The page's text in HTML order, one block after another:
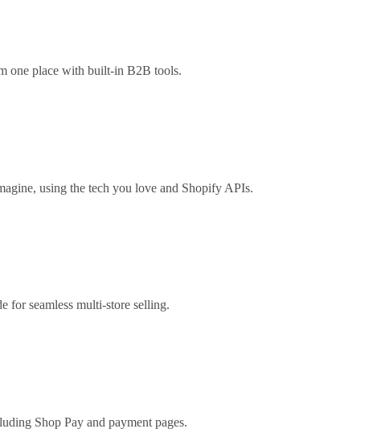
one place with built-in B2B tools.
using the tech you love and Shopify APIs.
for seamless multi-store selling.
Shop Pay and payment pages.